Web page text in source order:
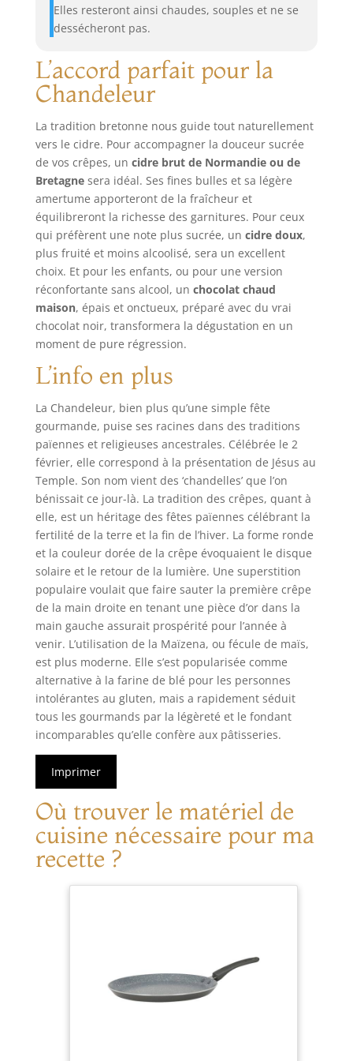
Elles resteront ainsi chaudes, souples et ne se
dessécheront pas.
L’accord parfait pour la
Chandeleur
La tradition bretonne nous guide tout naturellement
vers le cidre. Pour accompagner la douceur sucrée
de vos crêpes, un cidre brut de Normandie ou de
Bretagnesera idéal. Ses fines bulles et sa légère
amertume apporteront de la fraîcheur et
équilibreront la richesse des garnitures. Pour ceux
qui préfèrent une note plus sucrée, un cidre doux,
plus fruité et moins alcoolisé, sera un excellent
choix. Et pour les enfants, ou pour une version
réconfortante sans alcool, un chocolat chaud
maison, épais et onctueux, préparé avec du vrai
chocolat noir, transformera la dégustation en un
moment de pure régression.
L’info en plus
La Chandeleur, bien plus qu’une simple fête
gourmande, puise ses racines dans des traditions
païennes et religieuses ancestrales. Célébrée le 2
février, elle correspond à la présentation de Jésus au
Temple. Son nom vient des ‘chandelles’ que l’on
bénissait ce jour-là. La tradition des crêpes, quant à
elle, est un héritage des fêtes païennes célébrant la
fertilité de la terre et la fin de l’hiver. La forme ronde
et la couleur dorée de la crêpe évoquaient le disque
solaire et le retour de la lumière. Une superstition
populaire voulait que faire sauter la première crêpe
de la main droite en tenant une pièce d’or dans la
main gauche assurait prospérité pour l’année à
venir. L’utilisation de la Maïzena, ou fécule de maïs,
est plus moderne. Elle s’est popularisée comme
alternative à la farine de blé pour les personnes
intolérantes au gluten, mais a rapidement séduit
tous les gourmands par la légèreté et le fondant
incomparables qu’elle confère aux pâtisseries.
Imprimer
Où trouver le matériel de
cuisine nécessaire pour ma
recette ?